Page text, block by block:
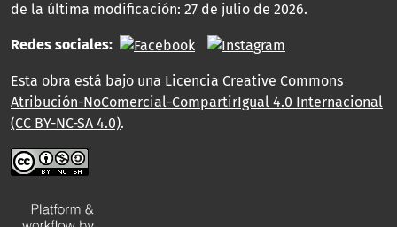
de la última modificación: 27 de julio de 2026.
Redes sociales:
Esta obra está bajo una Licencia Creative Commons
Atribución-NoComercial-CompartirIgual 4.0 Internacional
(CC BY-NC-SA 4.0).